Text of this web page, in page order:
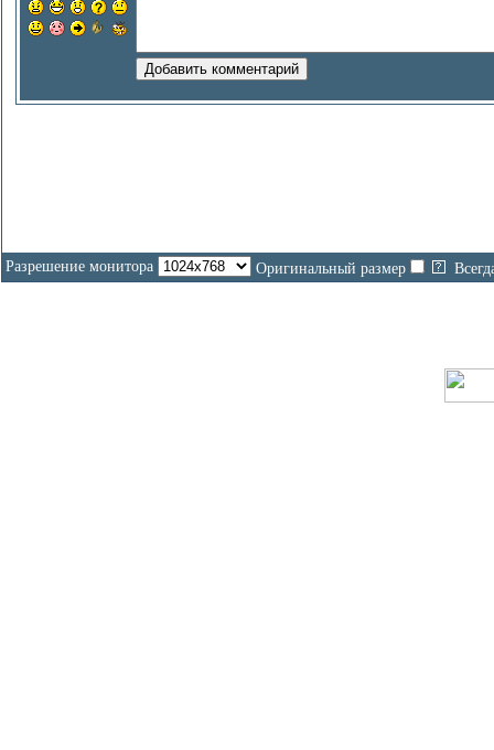
Разрешение монитора Оригинальный размер